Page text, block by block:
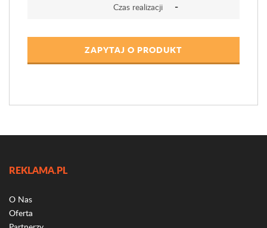
Czas realizacji -
ZAPYTAJ O PRODUKT
REKLAMA.PL
O Nas
Oferta